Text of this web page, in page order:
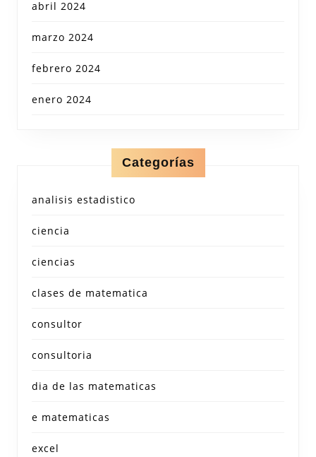
abril 2024
marzo 2024
febrero 2024
enero 2024
Categorías
analisis estadistico
ciencia
ciencias
clases de matematica
consultor
consultoria
dia de las matematicas
e matematicas
excel